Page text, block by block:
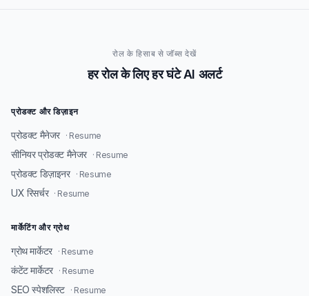
रोल के हिसाब से जॉब्स देखें
हर रोल के लिए हर घंटे AI अलर्ट
प्रोडक्ट और डिज़ाइन
प्रोडक्ट मैनेजर · Resume
सीनियर प्रोडक्ट मैनेजर · Resume
प्रोडक्ट डिज़ाइनर · Resume
UX रिसर्चर · Resume
मार्केटिंग और ग्रोथ
ग्रोथ मार्केटर · Resume
कंटेंट मार्केटर · Resume
SEO स्पेशलिस्ट · Resume